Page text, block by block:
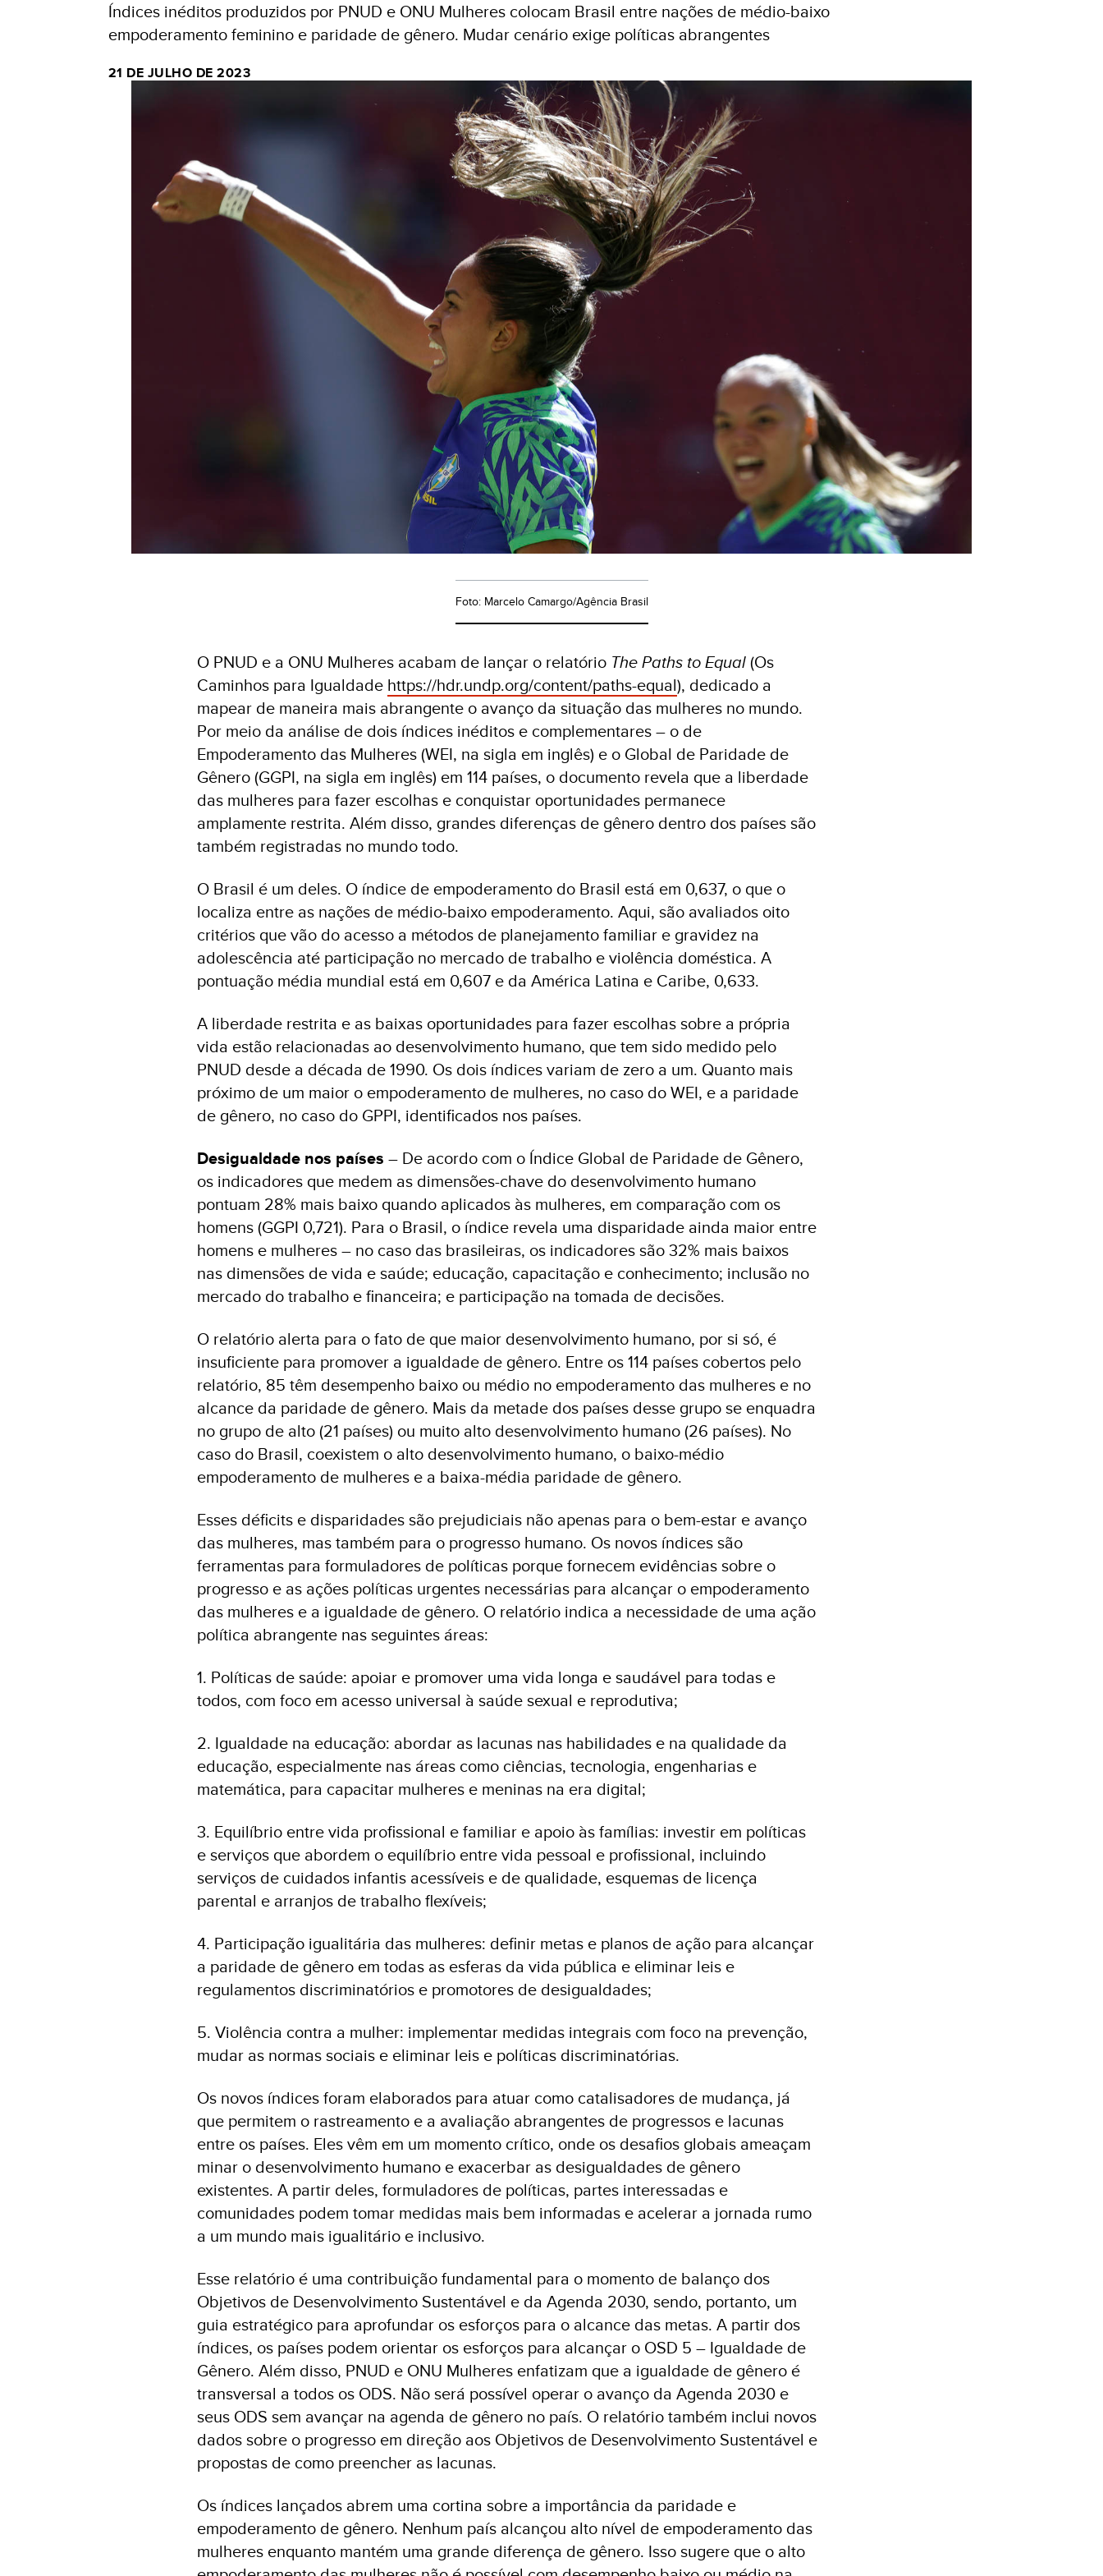
Índices inéditos produzidos por PNUD e ONU Mulheres colocam Brasil entre nações de médio-baixo
empoderamento feminino e paridade de gênero. Mudar cenário exige políticas abrangentes
21 DE JULHO DE 2023
Foto: Marcelo Camargo/Agência Brasil
O PNUD e a ONU Mulheres acabam de lançar o relatório The Paths to Equal(Os
Caminhos para Igualdade https://hdr.undp.org/content/paths-equal), dedicado a
mapear de maneira mais abrangente o avanço da situação das mulheres no mundo.
Por meio da análise de dois índices inéditos e complementares – o de
Empoderamento das Mulheres (WEI, na sigla em inglês) e o Global de Paridade de
Gênero (GGPI, na sigla em inglês) em 114 países, o documento revela que a liberdade
das mulheres para fazer escolhas e conquistar oportunidades permanece
amplamente restrita. Além disso, grandes diferenças de gênero dentro dos países são
também registradas no mundo todo.
O Brasil é um deles. O índice de empoderamento do Brasil está em 0,637, o que o
localiza entre as nações de médio-baixo empoderamento. Aqui, são avaliados oito
critérios que vão do acesso a métodos de planejamento familiar e gravidez na
adolescência até participação no mercado de trabalho e violência doméstica. A
pontuação média mundial está em 0,607 e da América Latina e Caribe, 0,633.
A liberdade restrita e as baixas oportunidades para fazer escolhas sobre a própria
vida estão relacionadas ao desenvolvimento humano, que tem sido medido pelo
PNUD desde a década de 1990. Os dois índices variam de zero a um. Quanto mais
próximo de um maior o empoderamento de mulheres, no caso do WEI, e a paridade
de gênero, no caso do GPPI, identificados nos países.
Desigualdade nos países – De acordo com o Índice Global de Paridade de Gênero,
os indicadores que medem as dimensões-chave do desenvolvimento humano
pontuam 28% mais baixo quando aplicados às mulheres, em comparação com os
homens (GGPI 0,721). Para o Brasil, o índice revela uma disparidade ainda maior entre
homens e mulheres – no caso das brasileiras, os indicadores são 32% mais baixos
nas dimensões de vida e saúde; educação, capacitação e conhecimento; inclusão no
mercado do trabalho e financeira; e participação na tomada de decisões.
O relatório alerta para o fato de que maior desenvolvimento humano, por si só, é
insuficiente para promover a igualdade de gênero. Entre os 114 países cobertos pelo
relatório, 85 têm desempenho baixo ou médio no empoderamento das mulheres e no
alcance da paridade de gênero. Mais da metade dos países desse grupo se enquadra
no grupo de alto (21 países) ou muito alto desenvolvimento humano (26 países). No
caso do Brasil, coexistem o alto desenvolvimento humano, o baixo-médio
empoderamento de mulheres e a baixa-média paridade de gênero.
Esses déficits e disparidades são prejudiciais não apenas para o bem-estar e avanço
das mulheres, mas também para o progresso humano. Os novos índices são
ferramentas para formuladores de políticas porque fornecem evidências sobre o
progresso e as ações políticas urgentes necessárias para alcançar o empoderamento
das mulheres e a igualdade de gênero. O relatório indica a necessidade de uma ação
política abrangente nas seguintes áreas:
1. Políticas de saúde: apoiar e promover uma vida longa e saudável para todas e
todos, com foco em acesso universal à saúde sexual e reprodutiva;
2. Igualdade na educação: abordar as lacunas nas habilidades e na qualidade da
educação, especialmente nas áreas como ciências, tecnologia, engenharias e
matemática, para capacitar mulheres e meninas na era digital;
3. Equilíbrio entre vida profissional e familiar e apoio às famílias: investir em políticas
e serviços que abordem o equilíbrio entre vida pessoal e profissional, incluindo
serviços de cuidados infantis acessíveis e de qualidade, esquemas de licença
parental e arranjos de trabalho flexíveis;
4. Participação igualitária das mulheres: definir metas e planos de ação para alcançar
a paridade de gênero em todas as esferas da vida pública e eliminar leis e
regulamentos discriminatórios e promotores de desigualdades;
5. Violência contra a mulher: implementar medidas integrais com foco na prevenção,
mudar as normas sociais e eliminar leis e políticas discriminatórias.
Os novos índices foram elaborados para atuar como catalisadores de mudança, já
que permitem o rastreamento e a avaliação abrangentes de progressos e lacunas
entre os países. Eles vêm em um momento crítico, onde os desafios globais ameaçam
minar o desenvolvimento humano e exacerbar as desigualdades de gênero
existentes. A partir deles, formuladores de políticas, partes interessadas e
comunidades podem tomar medidas mais bem informadas e acelerar a jornada rumo
a um mundo mais igualitário e inclusivo.
Esse relatório é uma contribuição fundamental para o momento de balanço dos
Objetivos de Desenvolvimento Sustentável e da Agenda 2030, sendo, portanto, um
guia estratégico para aprofundar os esforços para o alcance das metas. A partir dos
índices, os países podem orientar os esforços para alcançar o OSD 5 – Igualdade de
Gênero. Além disso, PNUD e ONU Mulheres enfatizam que a igualdade de gênero é
transversal a todos os ODS. Não será possível operar o avanço da Agenda 2030 e
seus ODS sem avançar na agenda de gênero no país. O relatório também inclui novos
dados sobre o progresso em direção aos Objetivos de Desenvolvimento Sustentável e
propostas de como preencher as lacunas.
Os índices lançados abrem uma cortina sobre a importância da paridade e
empoderamento de gênero. Nenhum país alcançou alto nível de empoderamento das
mulheres enquanto mantém uma grande diferença de gênero. Isso sugere que o alto